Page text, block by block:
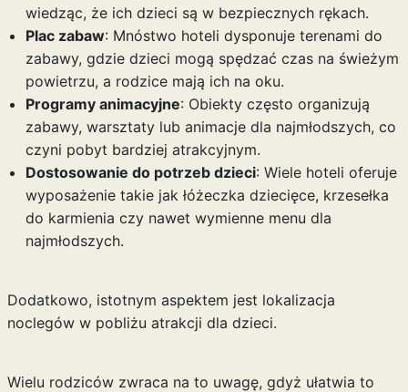
wiedząc, że ich dzieci są w bezpiecznych rękach.
Plac zabaw: Mnóstwo hoteli dysponuje terenami do
zabawy, gdzie dzieci mogą spędzać czas na świeżym
powietrzu, a rodzice mają ich na oku.
Programy animacyjne: Obiekty często organizują
zabawy, warsztaty lub animacje dla najmłodszych, co
czyni pobyt bardziej atrakcyjnym.
Dostosowanie do potrzeb dzieci: Wiele hoteli oferuje
wyposażenie takie jak łóżeczka dziecięce, krzesełka
do karmienia czy nawet wymienne menu dla
najmłodszych.
Dodatkowo, istotnym aspektem jest lokalizacja
noclegów w pobliżu atrakcji dla dzieci.
Wielu rodziców zwraca na to uwagę, gdyż ułatwia to